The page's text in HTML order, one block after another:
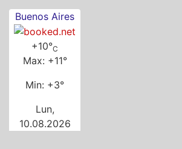
Buenos Aires
+10°C
Max: +11°
Min: +3°
Lun,
10.08.2026